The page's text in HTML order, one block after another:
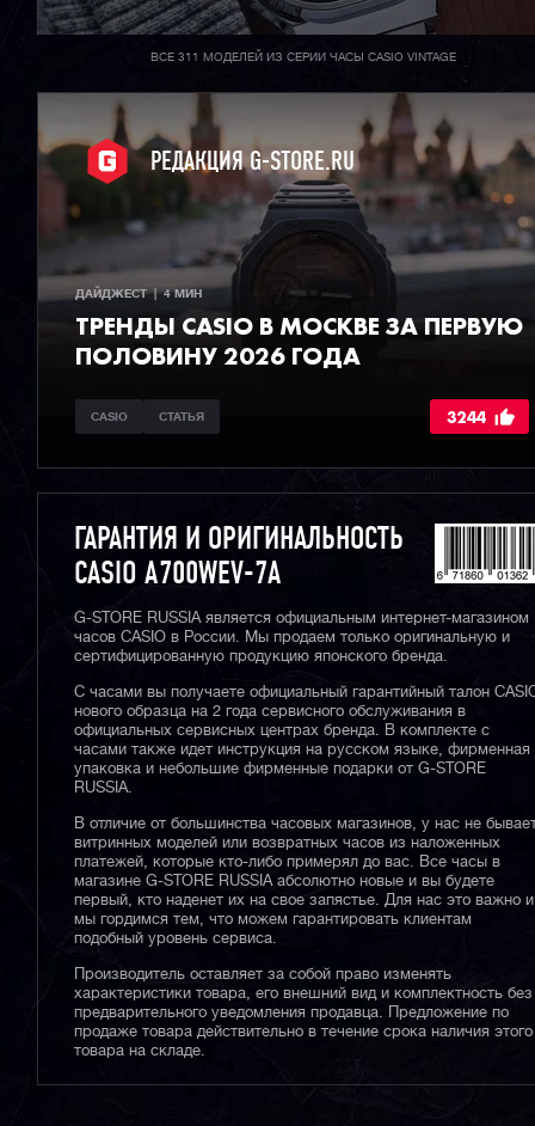
ВСЕ 311 МОДЕЛЕЙ ИЗ СЕРИИ ЧАСЫ CASIO VINTAGE
РЕДАКЦИЯ G-STORE.RU
ДАЙДЖЕСТ  |  4 МИН
ТРЕНДЫ CASIO В МОСКВЕ ЗА ПЕРВУЮ
ПОЛОВИНУ 2026 ГОДА
CASIO СТАТЬЯ 3244
ГАРАНТИЯ И ОРИГИНАЛЬНОСТЬ
CASIO A700WEV-7A
G-STORE RUSSIA является официальным интернет-магазином
часов CASIO в России. Мы продаем только оригинальную и
сертифицированную продукцию японского бренда.
С часами вы получаете официальный гарантийный талон
нового образца на 2 года сервисного обслуживания в
официальных сервисных центрах бренда. В комплекте с
часами также идет инструкция на русском языке, фирменная
упаковка и небольшие фирменные подарки от G-STORE
RUSSIA.
В отличие от большинства часовых магазинов, у нас не
витринных моделей или возвратных часов из наложенных
платежей, которые кто-либо примерял до вас. Все часы в
магазине G-STORE RUSSIA абсолютно новые и вы будете
первый, кто наденет их на свое запястье. Для нас это важно и
мы гордимся тем, что можем гарантировать клиентам
подобный уровень сервиса.
Производитель оставляет за собой право изменять
характеристики товара, его внешний вид и комплектность без
предварительного уведомления продавца. Предложение по
продаже товара действительно в течение срока наличия этого
товара на складе.